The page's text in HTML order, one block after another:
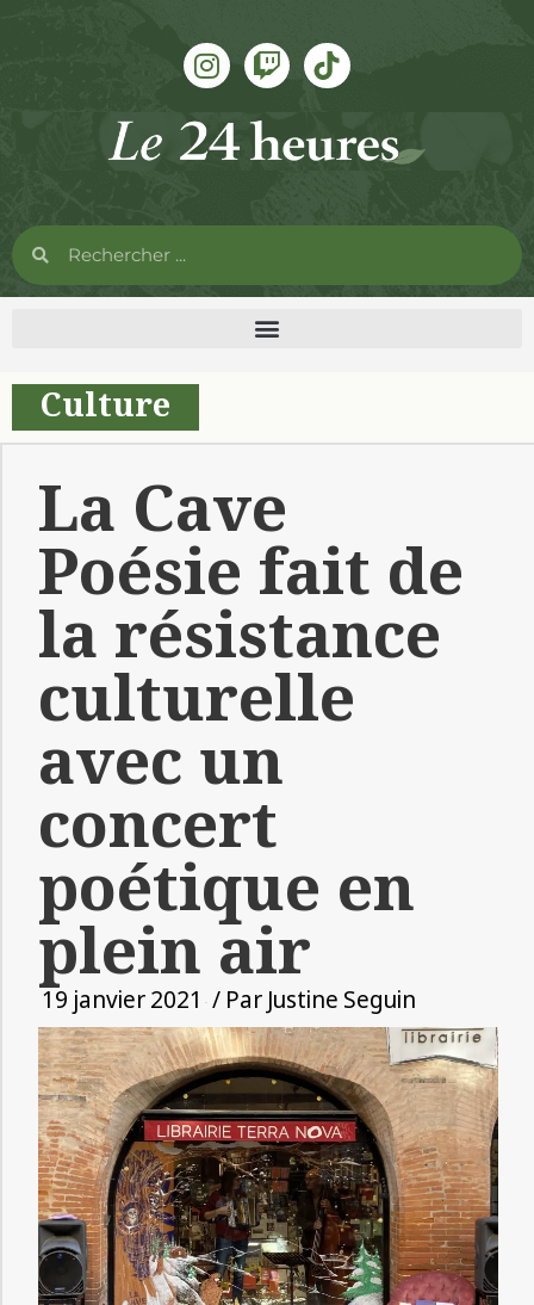
Culture
La Cave
Poésie fait de
la résistance
culturelle
avec un
concert
poétique en
plein air
19 janvier 2021 / ParJustine Seguin